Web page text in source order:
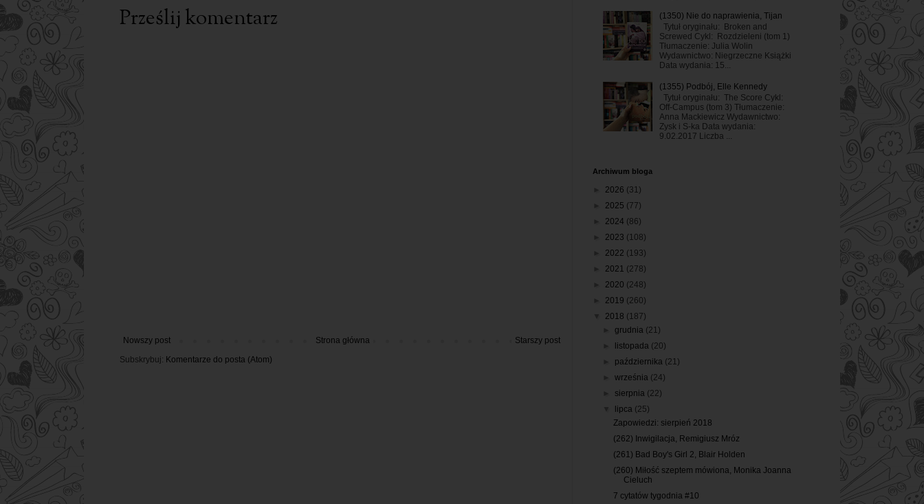
Prześlij komentarz
Nowszy post Starszy post
Strona główna
Subskrybuj: Komentarze do posta (Atom)
(1350) Nie do naprawienia, Tijan
Tytuł oryginału: Broken and
Screwed Cykl: Rozdzieleni (tom 1)
Tłumaczenie: Julia Wolin
Wydawnictwo: Niegrzeczne Książki
Data wydania: 15...
(1355) Podbój, Elle Kennedy
Tytuł oryginału: The Score Cykl:
Off-Campus (tom 3) Tłumaczenie:
Anna Mackiewicz Wydawnictwo:
Zysk i S-ka Data wydania:
9.02.2017 Liczba ...
Archiwum bloga
2026 (31)
2025 (77)
2024 (86)
2023 (108)
2022 (193)
2021 (278)
2020 (248)
2019 (260)
2018 (187)
►grudnia (21)
listopada (20)
października (21)
►września (24)
sierpnia (22)
lipca (25)
Zapowiedzi: sierpień 2018
(262) Inwigilacja, Remigiusz Mróz
(261) Bad Boy's Girl 2, Blair Holden
(260) Miłość szeptem mówiona, Monika Joanna
Cieluch
7 cytatów tygodnia #10